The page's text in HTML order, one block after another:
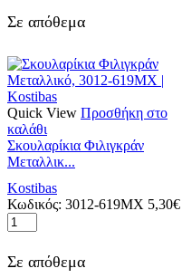
Wooden
Ξύλο,
421M
|
Kostibas
ποσότητα
Σε απόθεμα
Quick View Προσθήκη στο
καλάθι
Σκουλαρίκια Φιλιγκράν
Μεταλλικ...
Kostibas
Κωδικός: 3012-619MX 5,30€
Σκουλαρίκια
Φιλιγκράν
Μεταλλικό,
3012-
Σε απόθεμα